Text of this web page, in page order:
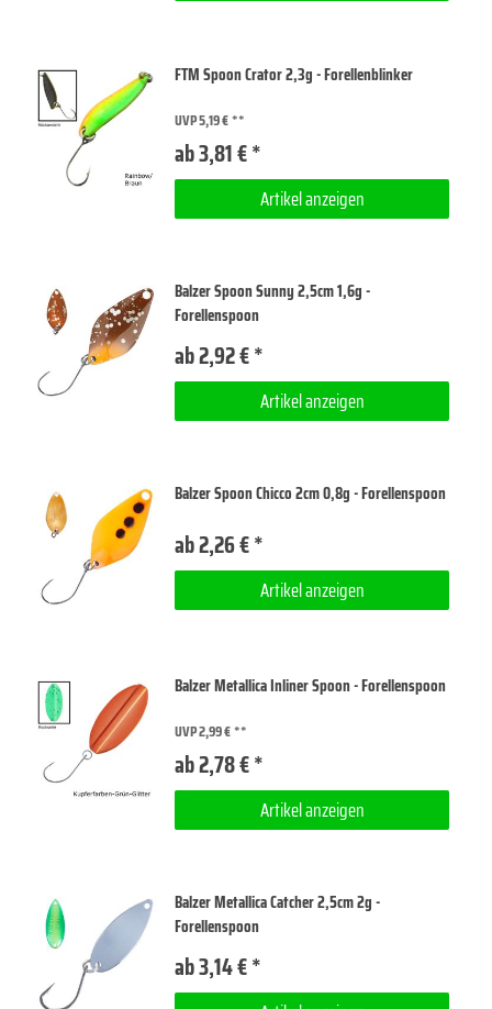
FTM Spoon Crator 2,3g - Forellenblinker
UVP 5,19 €
ab 3,81 € *
Artikel anzeigen
Balzer Spoon Sunny 2,5cm 1,6g -
Forellenspoon
ab 2,92 € *
Artikel anzeigen
Balzer Spoon Chicco 2cm 0,8g - Forellenspoon
ab 2,26 € *
Artikel anzeigen
Balzer Metallica Inliner Spoon - Forellenspoon
UVP 2,99 €
ab 2,78 € *
Artikel anzeigen
Balzer Metallica Catcher 2,5cm 2g -
Forellenspoon
ab 3,14 € *